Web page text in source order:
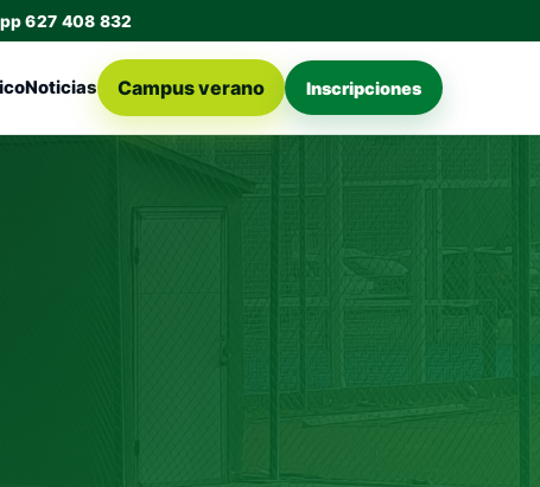
627 408 832
Noticias Campus verano Inscripciones